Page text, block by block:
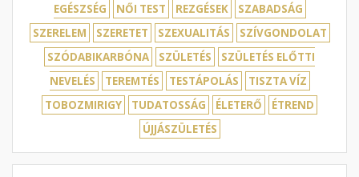
EGÉSZSÉG
NŐI TEST REZGÉSEK
SZABADSÁG
SZERELEM
SZERETET SZEXUALITÁS
SZÍVGONDOLAT
SZÓDABIKARBÓNA
SZÜLETÉS
SZÜLETÉS ELŐTTI
NEVELÉS
TEREMTÉS TESTÁPOLÁS
TISZTA VÍZ
TOBOZMIRIGY
TUDATOSSÁG ÉLETERŐ
ÉTREND
ÚJJÁSZÜLETÉS